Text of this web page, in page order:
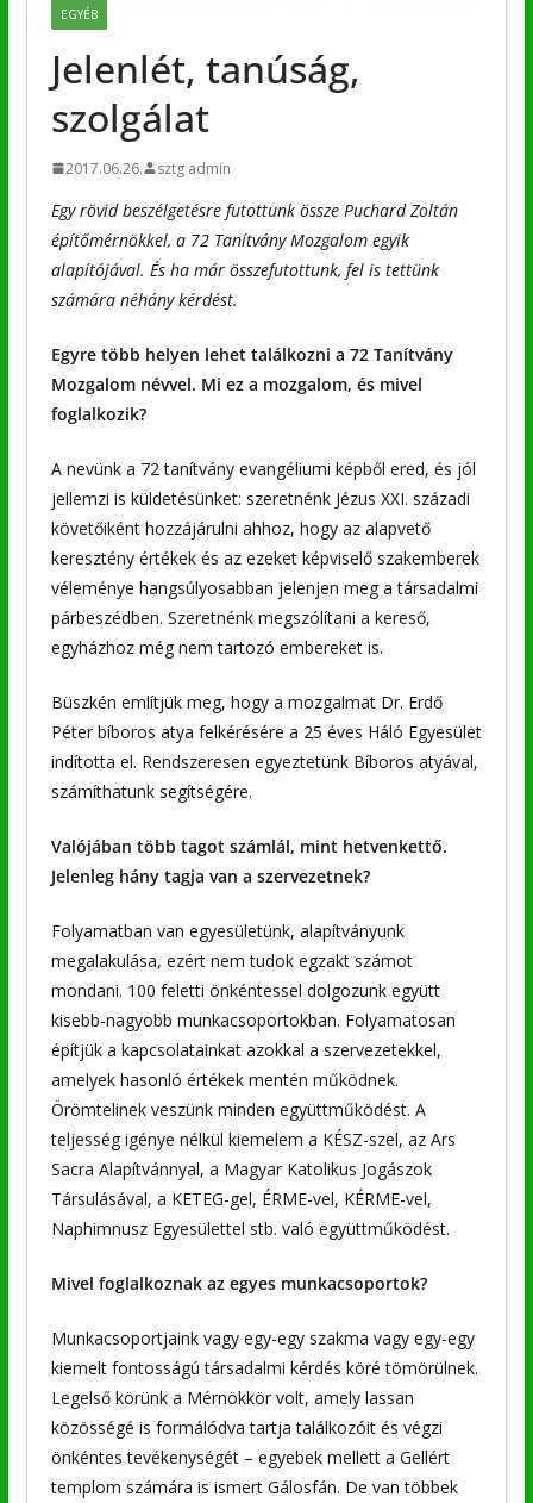
EGYÉB
Jelenlét, tanúság,
szolgálat
2017.06.26. sztg admin
Egy rövid beszélgetésre futottunk össze Puchard Zoltán
építőmérnökkel, a 72 Tanítvány Mozgalom egyik
alapítójával. És ha már összefutottunk, fel is tettünk
számára néhány kérdést.
Egyre több helyen lehet találkozni a 72 Tanítvány
Mozgalom névvel. Mi ez a mozgalom, és mivel
foglalkozik?
A nevünk a 72 tanítvány evangéliumi képből ered, és jól
jellemzi is küldetésünket: szeretnénk Jézus XXI. századi
követőiként hozzájárulni ahhoz, hogy az alapvető
keresztény értékek és az ezeket képviselő szakemberek
véleménye hangsúlyosabban jelenjen meg a társadalmi
párbeszédben. Szeretnénk megszólítani a kereső,
egyházhoz még nem tartozó embereket is.
Büszkén említjük meg, hogy a mozgalmat Dr. Erdő
Péter bíboros atya felkérésére a 25 éves Háló Egyesület
indította el. Rendszeresen egyeztetünk Bíboros atyával,
számíthatunk segítségére.
Valójában több tagot számlál, mint hetvenkettő.
Jelenleg hány tagja van a szervezetnek?
Folyamatban van egyesületünk, alapítványunk
megalakulása, ezért nem tudok egzakt számot
mondani. 100 feletti önkéntessel dolgozunk együtt
kisebb-nagyobb munkacsoportokban. Folyamatosan
építjük a kapcsolatainkat azokkal a szervezetekkel,
amelyek hasonló értékek mentén működnek.
Örömtelinek veszünk minden együttműködést. A
teljesség igénye nélkül kiemelem a KÉSZ-szel, az Ars
Sacra Alapítvánnyal, a Magyar Katolikus Jogászok
Társulásával, a KETEG-gel, ÉRME-vel, KÉRME-vel,
Naphimnusz Egyesülettel stb. való együttműködést.
Mivel foglalkoznak az egyes munkacsoportok?
Munkacsoportjaink vagy egy-egy szakma vagy egy-egy
kiemelt fontosságú társadalmi kérdés köré tömörülnek.
Legelső körünk a Mérnökkör volt, amely lassan
közösségé is formálódva tartja találkozóit és végzi
önkéntes tevékenységét – egyebek mellett a Gellért
templom számára is ismert Gálosfán. De van többek